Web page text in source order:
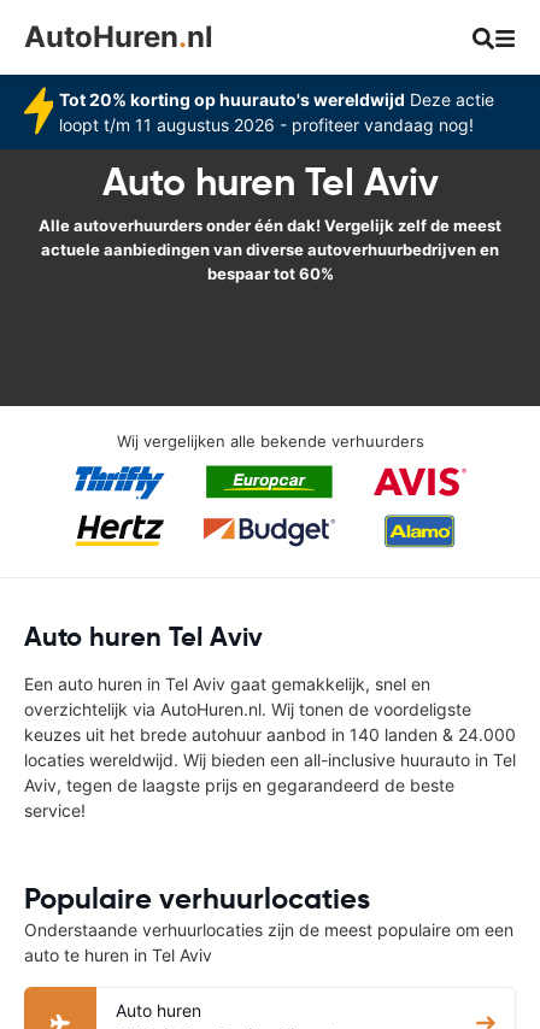
AutoHuren.nl
Tot 20% korting op huurauto's wereldwijd Deze actie
loopt t/m 11 augustus 2026 - profiteer vandaag nog!
Auto huren Tel Aviv
Alle autoverhuurders onder één dak! Vergelijk zelf de meest
actuele aanbiedingen van diverse autoverhuurbedrijven en
bespaar tot 60%
Wij vergelijken alle bekende verhuurders
Auto huren Tel Aviv
Een auto huren in Tel Aviv gaat gemakkelijk, snel en
overzichtelijk via AutoHuren.nl. Wij tonen de voordeligste
keuzes uit het brede autohuur aanbod in 140 landen & 24.000
locaties wereldwijd. Wij bieden een all-inclusive huurauto in Tel
Aviv, tegen de laagste prijs en gegarandeerd de beste
service!
Populaire verhuurlocaties
Onderstaande verhuurlocaties zijn de meest populaire om een
auto te huren in Tel Aviv
Auto huren